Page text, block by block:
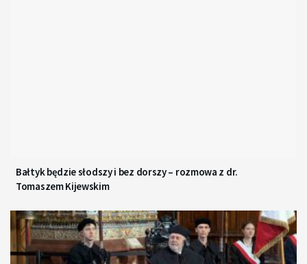
Bałtyk będzie słodszy i bez dorszy – rozmowa z dr.
Tomaszem Kijewskim